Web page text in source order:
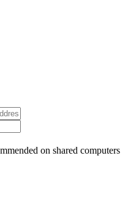
on shared computers